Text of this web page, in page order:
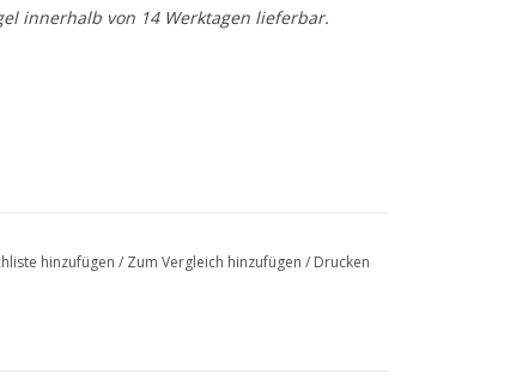
innerhalb von 14 Werktagen lieferbar.
hinzufügen / Zum Vergleich hinzufügen / Drucken